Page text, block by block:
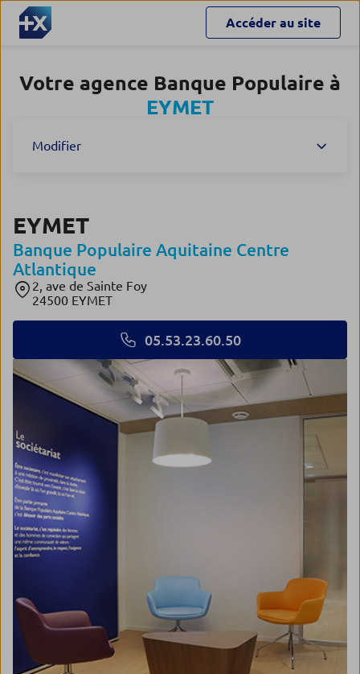
Accéder au site
Votre agence Banque Populaire à
EYMET
Modifier
EYMET
Banque Populaire Aquitaine Centre
Atlantique
2, ave de Sainte Foy
24500 EYMET
05.53.23.60.50